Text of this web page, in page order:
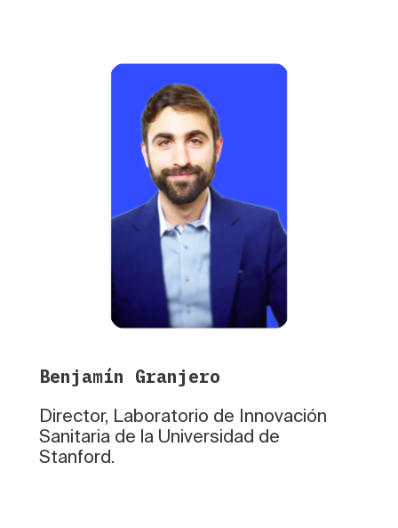
Benjamín Granjero
Director, Laboratorio de Innovación
Sanitaria de la Universidad de
Stanford.